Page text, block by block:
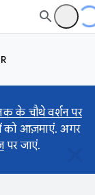
के चौथे वर्शन पर
को आज़माएं. अगर
पर जाएं.